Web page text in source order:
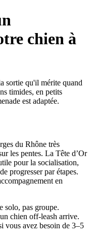
chien à
sortie qu'il mérite quand
timides, en petits
est adaptée.
du Rhône très
les pentes. La Tête d’Or
pour la socialisation,
progresser par étapes.
en
solo, pas groupe.
chien off-leash arrive.
vous avez besoin de 3–5